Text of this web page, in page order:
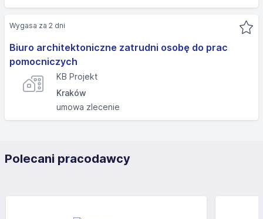
Biuro architektoniczne zatrudni osobę do prac
pomocniczych
KB Projekt
Kraków
umowa zlecenie
Wygasa za 2 dni
Polecani pracodawcy